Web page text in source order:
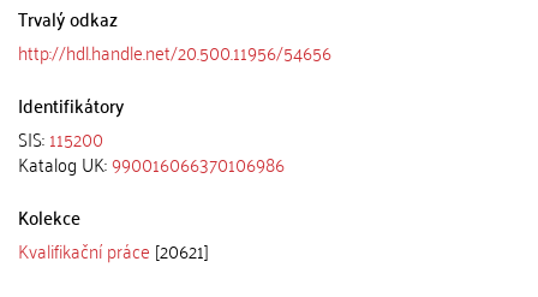
Trvalý odkaz
http://hdl.handle.net/20.500.11956/54656
Identifikátory
SIS:115200
Katalog UK:990016066370106986
Kolekce
Kvalifikační práce [20621]